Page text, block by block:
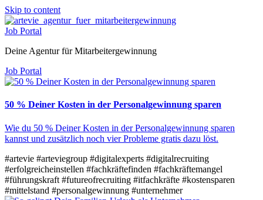
Skip to content
Job Portal
Deine Agentur für Mitarbeitergewinnung
Job Portal
50 % Deiner Kosten in der Personalgewinnung sparen
Wie du 50 % Deiner Kosten in der Personalgewinnung sparen
kannst und zusätzlich noch vier Probleme gratis dazu löst.
#artevie #arteviegroup #digitalexperts #digitalrecruiting
#erfolgreicheinstellen #fachkräftefinden #fachkräftemangel
#führungskraft #futureofrecruiting #itfachkräfte #kostensparen
#mittelstand #personalgewinnung #unternehmer